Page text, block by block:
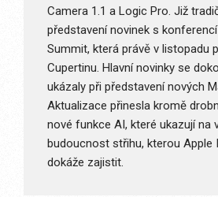
Camera 1.1 a Logic Pro. Již
představení novinek s
Summit, která právě v listopadu
Cupertinu. Hlavní novinky se
ukázaly při představení nových
Aktualizace přinesla kromě
nové funkce AI, které ukazují na
budoucnost střihu, kterou Apple
dokáže zajistit.